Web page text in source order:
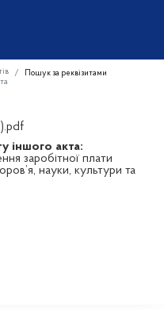
Пошук за реквізитами
іншого акта:
заробітної плати
науки, культури та